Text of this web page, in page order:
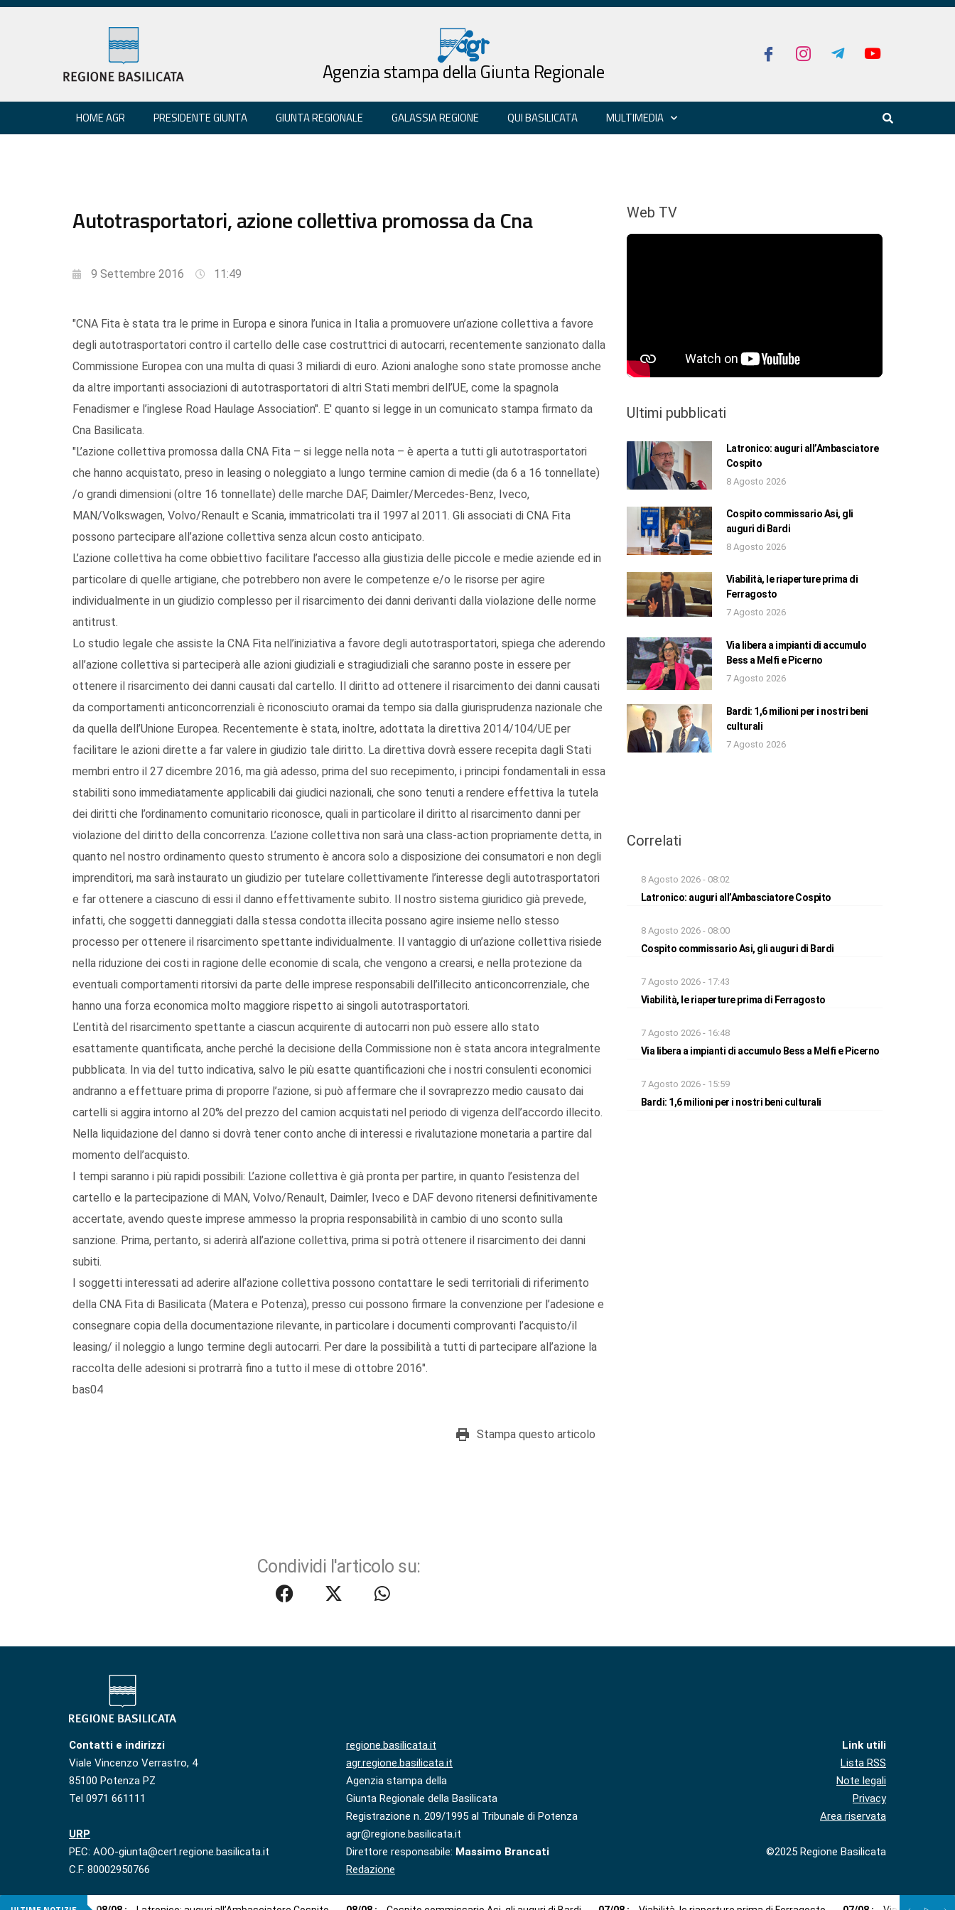
Agenzia stampa della Giunta Regionale
HOME AGR PRESIDENTE GIUNTA GIUNTA REGIONALE GALASSIA REGIONE QUI BASILICATA MULTIMEDIA
Autotrasportatori, azione collettiva promossa da Cna
9 Settembre 2016 11:49
"CNA Fita è stata tra le prime in Europa e sinora l’unica in Italia a promuovere un’azione collettiva a favore
degli autotrasportatori contro il cartello delle case costruttrici di autocarri, recentemente sanzionato dalla
Commissione Europea con una multa di quasi 3 miliardi di euro. Azioni analoghe sono state promosse anche
da altre importanti associazioni di autotrasportatori di altri Stati membri dell’UE, come la spagnola
Fenadismer e l’inglese Road Haulage Association". E' quanto si legge in un comunicato stampa firmato da
Cna Basilicata.
"L’azione collettiva promossa dalla CNA Fita – si legge nella nota – è aperta a tutti gli autotrasportatori
che hanno acquistato, preso in leasing o noleggiato a lungo termine camion di medie (da 6 a 16 tonnellate)
/o grandi dimensioni (oltre 16 tonnellate) delle marche DAF, Daimler/Mercedes-Benz, Iveco,
MAN/Volkswagen, Volvo/Renault e Scania, immatricolati tra il 1997 al 2011. Gli associati di CNA Fita
possono partecipare all’azione collettiva senza alcun costo anticipato.
L’azione collettiva ha come obbiettivo facilitare l’accesso alla giustizia delle piccole e medie aziende ed in
particolare di quelle artigiane, che potrebbero non avere le competenze e/o le risorse per agire
individualmente in un giudizio complesso per il risarcimento dei danni derivanti dalla violazione delle norme
antitrust.
Lo studio legale che assiste la CNA Fita nell’iniziativa a favore degli autotrasportatori, spiega che aderendo
all’azione collettiva si parteciperà alle azioni giudiziali e stragiudiziali che saranno poste in essere per
ottenere il risarcimento dei danni causati dal cartello. Il diritto ad ottenere il risarcimento dei danni causati
da comportamenti anticoncorrenziali è riconosciuto oramai da tempo sia dalla giurisprudenza nazionale che
da quella dell’Unione Europea. Recentemente è stata, inoltre, adottata la direttiva 2014/104/UE per
facilitare le azioni dirette a far valere in giudizio tale diritto. La direttiva dovrà essere recepita dagli Stati
membri entro il 27 dicembre 2016, ma già adesso, prima del suo recepimento, i principi fondamentali in essa
stabiliti sono immediatamente applicabili dai giudici nazionali, che sono tenuti a rendere effettiva la tutela
dei diritti che l’ordinamento comunitario riconosce, quali in particolare il diritto al risarcimento danni per
violazione del diritto della concorrenza. L’azione collettiva non sarà una class-action propriamente detta, in
quanto nel nostro ordinamento questo strumento è ancora solo a disposizione dei consumatori e non degli
imprenditori, ma sarà instaurato un giudizio per tutelare collettivamente l’interesse degli autotrasportatori
e far ottenere a ciascuno di essi il danno effettivamente subito. Il nostro sistema giuridico già prevede,
infatti, che soggetti danneggiati dalla stessa condotta illecita possano agire insieme nello stesso
processo per ottenere il risarcimento spettante individualmente. Il vantaggio di un’azione collettiva risiede
nella riduzione dei costi in ragione delle economie di scala, che vengono a crearsi, e nella protezione da
eventuali comportamenti ritorsivi da parte delle imprese responsabili dell’illecito anticoncorrenziale, che
hanno una forza economica molto maggiore rispetto ai singoli autotrasportatori.
L’entità del risarcimento spettante a ciascun acquirente di autocarri non può essere allo stato
esattamente quantificata, anche perché la decisione della Commissione non è stata ancora integralmente
pubblicata. In via del tutto indicativa, salvo le più esatte quantificazioni che i nostri consulenti economici
andranno a effettuare prima di proporre l’azione, si può affermare che il sovraprezzo medio causato dai
cartelli si aggira intorno al 20% del prezzo del camion acquistati nel periodo di vigenza dell’accordo illecito.
Nella liquidazione del danno si dovrà tener conto anche di interessi e rivalutazione monetaria a partire dal
momento dell’acquisto.
I tempi saranno i più rapidi possibili: L’azione collettiva è già pronta per partire, in quanto l’esistenza del
cartello e la partecipazione di MAN, Volvo/Renault, Daimler, Iveco e DAF devono ritenersi definitivamente
accertate, avendo queste imprese ammesso la propria responsabilità in cambio di uno sconto sulla
sanzione. Prima, pertanto, si aderirà all’azione collettiva, prima si potrà ottenere il risarcimento dei danni
subiti.
I soggetti interessati ad aderire all’azione collettiva possono contattare le sedi territoriali di riferimento
della CNA Fita di Basilicata (Matera e Potenza), presso cui possono firmare la convenzione per l’adesione e
consegnare copia della documentazione rilevante, in particolare i documenti comprovanti l’acquisto/il
leasing/ il noleggio a lungo termine degli autocarri. Per dare la possibilità a tutti di partecipare all’azione la
raccolta delle adesioni si protrarrà fino a tutto il mese di ottobre 2016".
bas04
Stampa questo articolo
Condividi l'articolo su:
Web TV
Ultimi pubblicati
Latronico: auguri all’Ambasciatore
Cospito
8 Agosto 2026
Cospito commissario Asi, gli
auguri di Bardi
8 Agosto 2026
Viabilità, le riaperture prima di
Ferragosto
7 Agosto 2026
Via libera a impianti di accumulo
Bess a Melfi e Picerno
7 Agosto 2026
Bardi: 1,6 milioni per i nostri beni
culturali
7 Agosto 2026
Correlati
8 Agosto 2026 - 08:02
Latronico: auguri all’Ambasciatore Cospito
8 Agosto 2026 - 08:00
Cospito commissario Asi, gli auguri di Bardi
7 Agosto 2026 - 17:43
Viabilità, le riaperture prima di Ferragosto
7 Agosto 2026 - 16:48
Via libera a impianti di accumulo Bess a Melfi e Picerno
7 Agosto 2026 - 15:59
Bardi: 1,6 milioni per i nostri beni culturali
Contatti e indirizzi
Viale Vincenzo Verrastro, 4
85100 Potenza PZ
Tel 0971 661111
URP
PEC: AOO-giunta@cert.regione.basilicata.it
C.F. 80002950766
regione.basilicata.it
agr.regione.basilicata.it
Agenzia stampa della
Giunta Regionale della Basilicata
Registrazione n. 209/1995 al Tribunale di Potenza
agr@regione.basilicata.it
Direttore responsabile: Massimo Brancati
Redazione
Link utili
Lista RSS
Note legali
Privacy
Area riservata
©2025 Regione Basilicata